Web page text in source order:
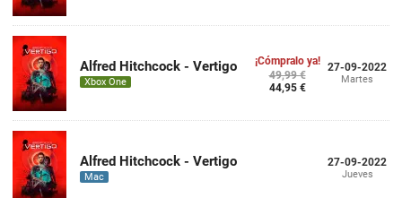
Alfred Hitchcock - Vertigo
Xbox One
¡Cómpralo ya!
49,99 €
44,95 €
27-09-2022
Martes
Alfred Hitchcock - Vertigo
Mac
27-09-2022
Jueves